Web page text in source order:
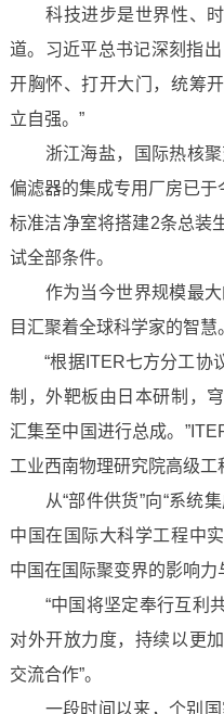
科技进步是世界性、时
道。习近平总书记深刻指
开胸怀、打开大门，统筹
立自强。”
浙江海盐，国际热核聚
偏滤器的集成专用厂房已
标准洁净室将搭建2条总装
试全部条件。
作为当今世界规模最大
目汇聚着全球科学家的智慧
“根据ITER七方分工协
制，外靶板由日本研制，
汇集至中国进行总成。
工业西南物理研究院高级工
从“部件供货”向“系统集
中国在国际大科学工程中
中国在国际聚变界的影响力
“中国将坚定奉行互利共
对外开放力度，持续以更
交流合作”。
一段时间以来，个别国